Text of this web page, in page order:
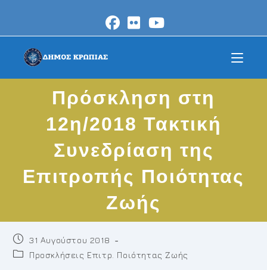
content
Πρόσκληση στη
12η/2018 Τακτική
Συνεδρίαση της
Επιτροπής Ποιότητας
Ζωής
Post
published:
31 Αυγούστου 2018
PostΠροσκλήσεις Επιτρ. Ποιότητας Ζωής